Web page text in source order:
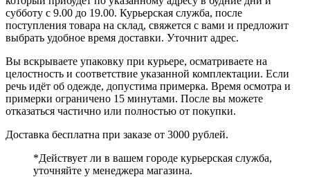
субботу с 9.00 до 19.00. Курьерская служба, после
поступления товара на склад, свяжется с вами и предложит
выбрать удобное время доставки. Уточнит адрес.
Вы вскрываете упаковку при курьере, осматриваете на
целостность и соответствие указанной комплектации. Если
речь идёт об одежде, допустима примерка. Время осмотра и
примерки ограничено 15 минутами. После вы можете
отказаться частично или полностью от покупки.
Доставка бесплатна при заказе от 3000 рублей.
*Действует ли в вашем городе курьерская служба,
уточняйте у менеджера магазина.